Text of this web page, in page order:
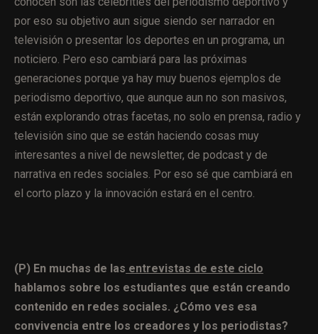
por eso su objetivo aun sigue siendo ser narrador en
televisión o presentar los deportes en un programa, un
noticiero. Pero eso cambiará para las próximas
generaciones porque ya hay muy buenos ejemplos de
periodismo deportivo, que aunque aun no son masivos,
están explorando otras facetas, no solo en prensa, radio y
televisión sino que se están haciendo cosas muy
interesantes a nivel de newsletter, de podcast y de
narrativa en redes sociales. Por eso sé que cambiará en
el corto plazo y la innovación estará en el centro.
(P) En muchas de las entrevistas de este ciclo
hablamos sobre los estudiantes que están creando
contenido en redes sociales. ¿Cómo ves esa
convivencia entre los creadores y los periodistas?